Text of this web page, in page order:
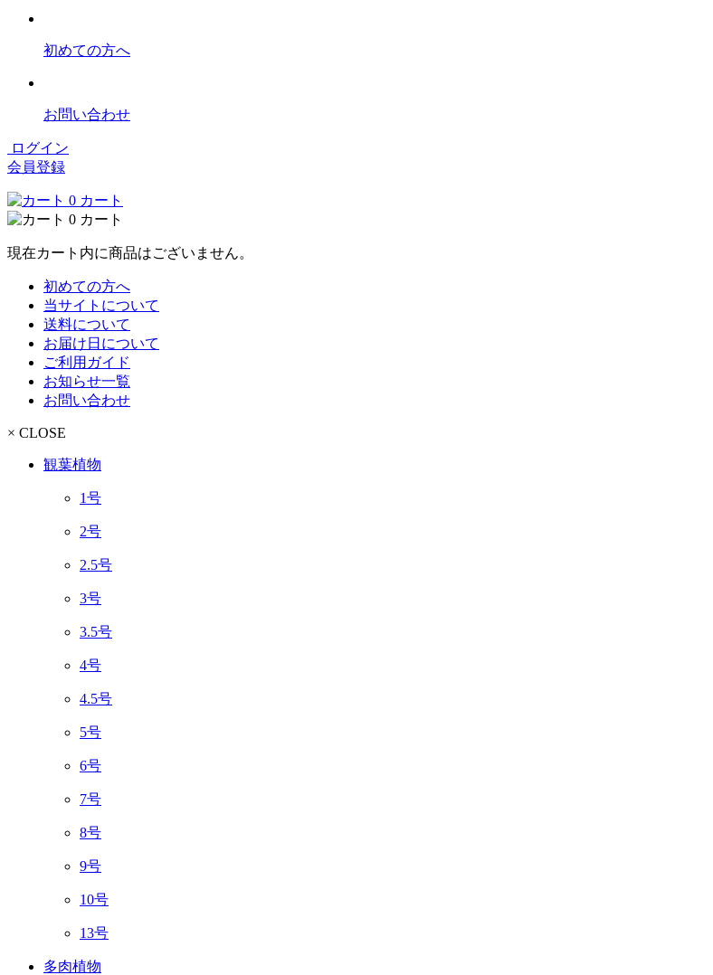
初めての方へ
お問い合わせ
ログイン
会員登録
0 カート
0 カート
現在カート内に商品はございません。
初めての方へ
当サイトについて
送料について
お届け日について
ご利用ガイド
お知らせ一覧
お問い合わせ
× CLOSE
観葉植物
1号
2号
2.5号
3号
3.5号
4号
4.5号
5号
6号
7号
8号
9号
10号
13号
多肉植物